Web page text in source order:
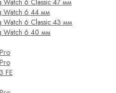
Watch 6 Classic 47 мм
Watch 6 44 мм
Watch 6 Classic 43 мм
Watch 6 40 мм
FE